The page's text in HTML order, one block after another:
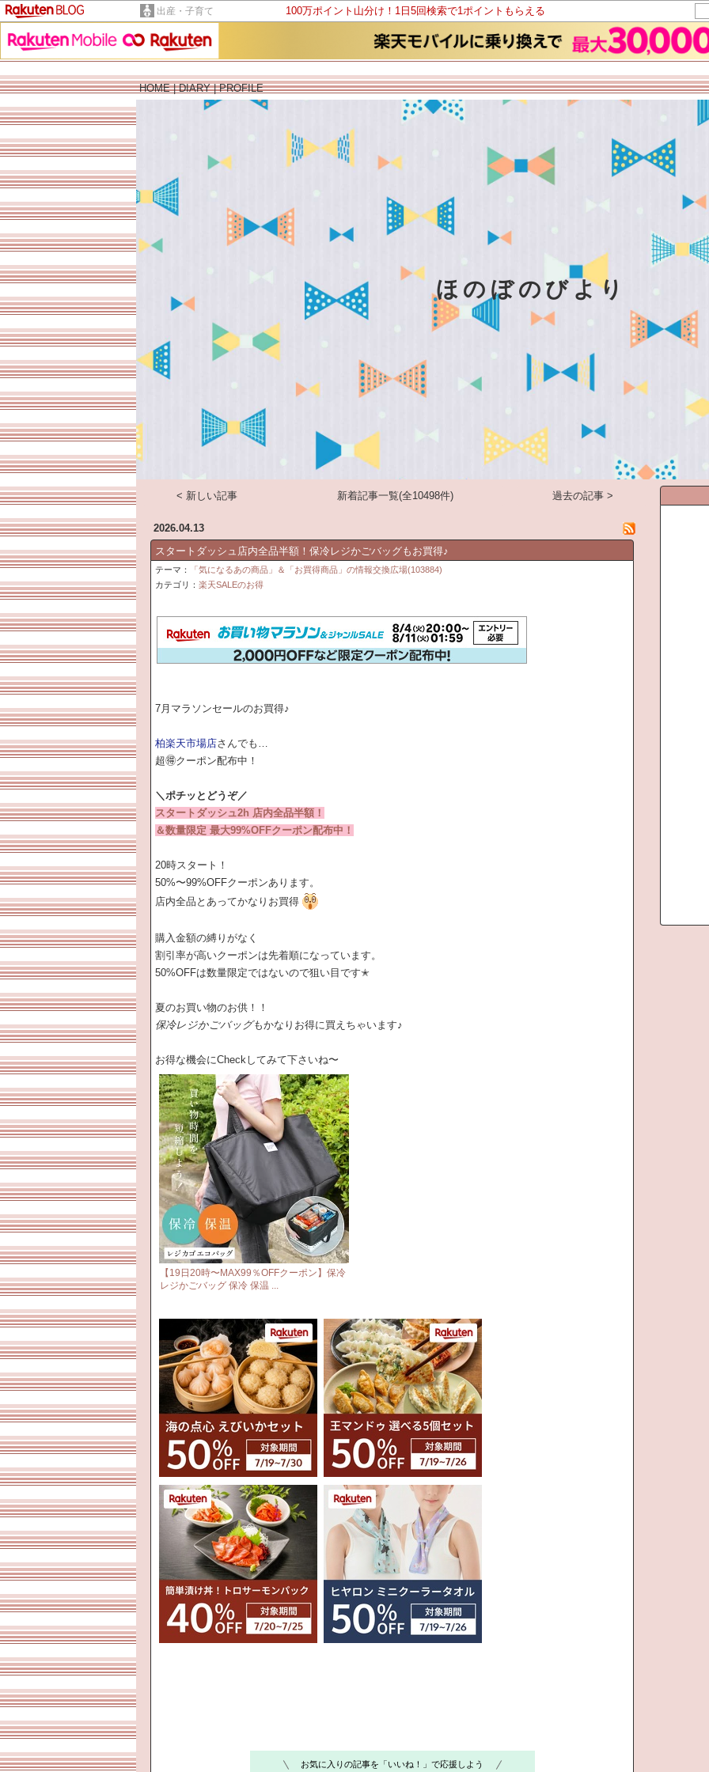
出産・子育て 100万ポイント山分け！1日5回検索で1ポイントもらえる
HOME|DIARY|PROFILE
ほのぼのびより
< 新しい記事 新着記事一覧(全10498件) 過去の記事 >
2026.04.13
スタートダッシュ店内全品半額！保冷レジかごバッグもお買得♪
テーマ：
「気になるあの商品」＆「お買得商品」の情報交換広場(103884)
カテゴリ：楽天SALEのお得
7月マラソンセールのお買得♪
柏楽天市場店さんでも…
超🉐クーポン配布中！
＼ポチッとどうぞ／
スタートダッシュ2h 店内全品半額！
＆数量限定 最大99%OFFクーポン配布中！
20時スタート！
50%〜99%OFFクーポンあります。
店内全品とあってかなりお買得
購入金額の縛りがなく
割引率が高いクーポンは先着順になっています。
50%OFFは数量限定ではないので狙い目です✭
夏のお買い物のお供！！
保冷レジかごバッグもかなりお得に買えちゃいます♪
お得な機会にCheckしてみて下さいね〜
【19日20時〜MAX99％OFFクーポン】保冷
レジかごバッグ 保冷 保温 ...
お気に入りの記事を「いいね！」で応援しよう